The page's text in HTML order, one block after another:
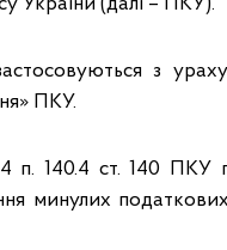
України (далі – ПКУ).
з
ПКУ.
п. 140.4 ст. 140 ПКУ
минулих